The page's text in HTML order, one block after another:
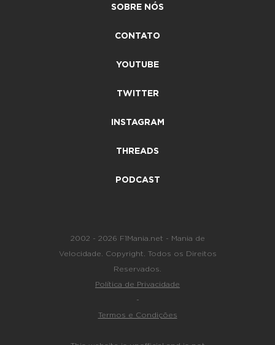
SOBRE NÓS
CONTATO
YOUTUBE
TWITTER
INSTAGRAM
THREADS
PODCAST
2002 - 2026 F1Mania.net - Mania de
Velocidade. Copyright. Todos os Direitos
Reservados.
Política de Privacidade
-
Termos e Condições